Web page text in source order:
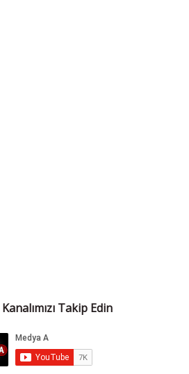
Takip Edin